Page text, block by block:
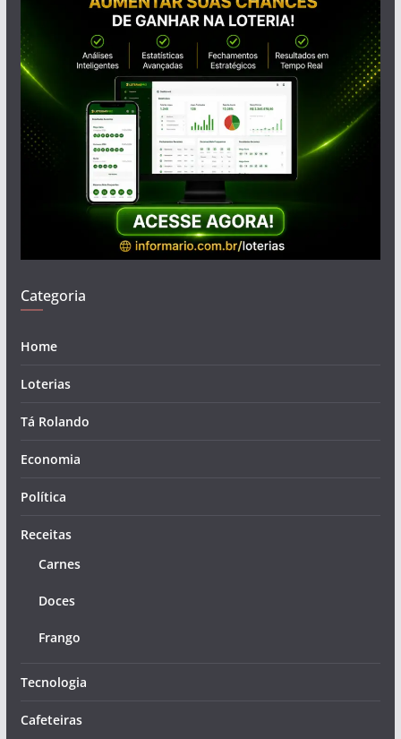
Categoria
Home
Loterias
Tá Rolando
Economia
Política
Receitas
Carnes
Doces
Frango
Tecnologia
Cafeteiras